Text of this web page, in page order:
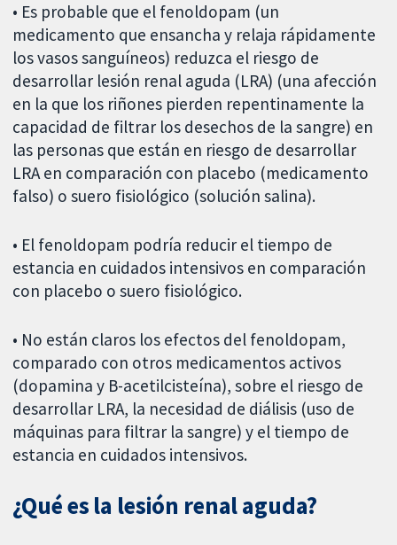
• Es probable que el fenoldopam (un
medicamento que ensancha y relaja rápidamente
los vasos sanguíneos) reduzca el riesgo de
desarrollar lesión renal aguda (LRA) (una afección
en la que los riñones pierden repentinamente la
capacidad de filtrar los desechos de la sangre) en
las personas que están en riesgo de desarrollar
LRA en comparación con placebo (medicamento
falso) o suero fisiológico (solución salina).
• El fenoldopam podría reducir el tiempo de
estancia en cuidados intensivos en comparación
con placebo o suero fisiológico.
• No están claros los efectos del fenoldopam,
comparado con otros medicamentos activos
(dopamina y B-acetilcisteína), sobre el riesgo de
desarrollar LRA, la necesidad de diálisis (uso de
máquinas para filtrar la sangre) y el tiempo de
estancia en cuidados intensivos.
¿Qué es la lesión renal aguda?